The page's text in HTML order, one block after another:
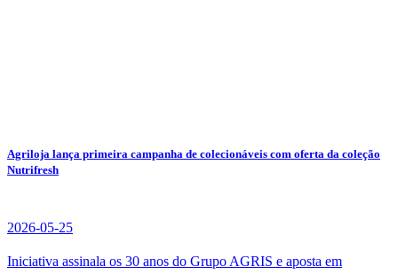
Agriloja lança primeira campanha de colecionáveis com oferta da coleção
Nutrifresh
2026-05-25
Iniciativa assinala os 30 anos do Grupo AGRIS e aposta em